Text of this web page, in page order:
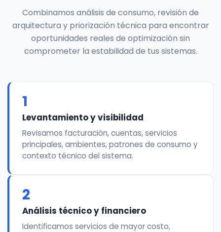
Combinamos análisis de consumo, revisión de
arquitectura y priorización técnica para encontrar
oportunidades reales de optimización sin
comprometer la estabilidad de tus sistemas.
1
Levantamiento y visibilidad
Revisamos facturación, cuentas, servicios
principales, ambientes, patrones de consumo y
contexto técnico del sistema.
2
Análisis técnico y financiero
Identificamos servicios de mayor costo,